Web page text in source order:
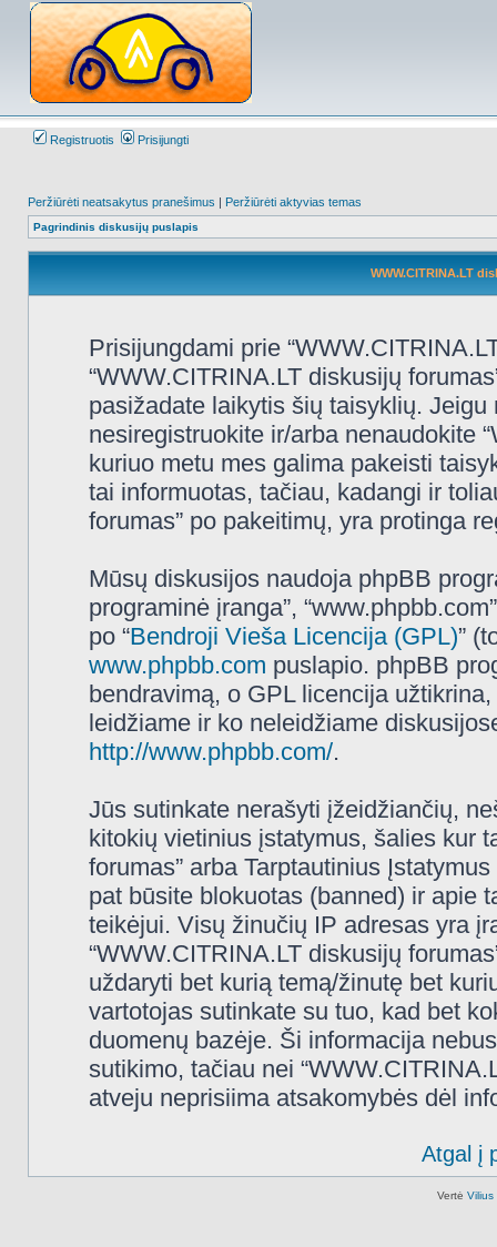
Registruotis Prisijungti
Peržiūrėti neatsakytus pranešimus | Peržiūrėti aktyvias temas
Pagrindinis diskusijų puslapis
WWW.CITRINA.LT
Prisijungdami prie
“WWW.CITRINA.LT diskusijų
pasižadate laikytis šių taisyklių.
nesiregistruokite ir/arba nenaudokite
kuriuo metu mes galima pakeisti
tai informuotas, tačiau, kadangi ir
forumas” po pakeitimų, yra protinga
Mūsų diskusijos naudoja phpBB
programinė įranga”,
po “Bendroji Vieša Licencija (GPL)”
www.phpbb.com puslapio. phpBB
bendravimą, o GPL licencija
leidžiame ir ko neleidžiame
http://www.phpbb.com/.
Jūs sutinkate nerašyti įžeidžiančių,
kitokių vietinius įstatymus, šalies kur
forumas” arba Tarptautinius
pat būsite blokuotas (banned) ir apie
teikėjui. Visų žinučių IP adresas yra
“WWW.CITRINA.LT diskusijų
uždaryti bet kurią temą/žinutę bet
vartotojas sutinkate su tuo, kad bet
duomenų bazėje. Ši informacija
sutikimo, tačiau nei
atveju neprisiima atsakomybės dėl
Atgal į
Vertė Vilius